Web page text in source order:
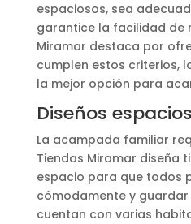
espaciosos, sea
garantice la facilidad de
Miramar destaca por
cumplen estos criterios,
la mejor opción para
Diseños
La acampada familiar
Tiendas Miramar diseña
espacio para que todos
cómodamente y guardar
cuentan con varias